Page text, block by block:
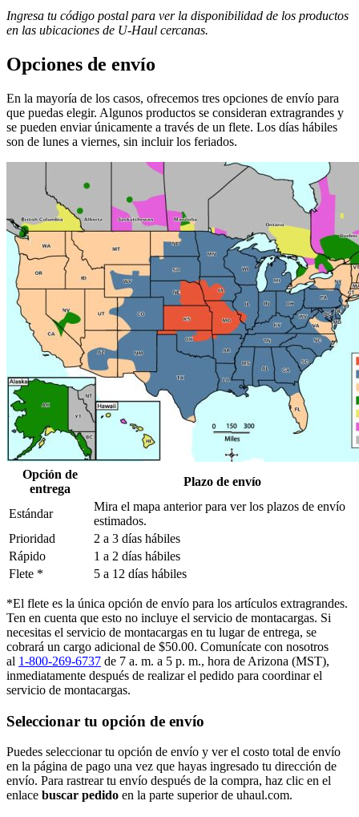
Ingresa tu código postal para ver la disponibilidad de los productos
en las ubicaciones de U-Haul ​​​​​​​ cercanas.
Opciones de envío
En la mayoría de los casos, ofrecemos tres opciones de envío para
que puedas elegir. Algunos productos se consideran extragrandes y
se pueden enviar únicamente a través de un flete. Los días hábiles
son de lunes a viernes, sin incluir los feriados.
Opción de
entrega
Plazo de envío
Estándar
Mira el mapa anterior para ver los plazos de envío
estimados.
Prioridad
2 a 3 días hábiles
Rápido
1 a 2 días hábiles
Flete *
5 a 12 días hábiles
*El flete es la única opción de envío para los artículos extragrandes.
Ten en cuenta que esto no incluye el servicio de montacargas. Si
necesitas el servicio de montacargas en tu lugar de entrega, se
cobrará un cargo adicional de $50.00. Comunícate con nosotros
al 1-800-269-6737 de 7 a. m. a 5 p. m., hora de Arizona (MST),
inmediatamente después de realizar el pedido para coordinar el
servicio de montacargas.
Seleccionar tu opción de envío
Puedes seleccionar tu opción de envío y ver el costo total de envío
en la página de pago una vez que hayas ingresado tu dirección de
envío. Para rastrear tu envío después de la compra, haz clic en el
enlace buscar pedido​​​​​​​ en la parte superior de uhaul.com.